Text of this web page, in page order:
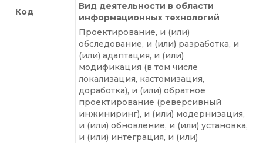
Код
Вид деятельности в области
информационных технологий
Проектирование, и (или)
обследование, и (или) разработка, и
(или) адаптация, и (или)
модификация (в том числе
локализация, кастомизация,
доработка), и (или) обратное
проектирование (реверсивный
инжиниринг), и (или) модернизация,
и (или) обновление, и (или) установка,
и (или) интеграция, и (или)